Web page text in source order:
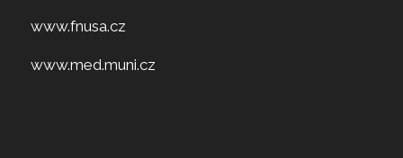
www.fnusa.cz
www.med.muni.cz